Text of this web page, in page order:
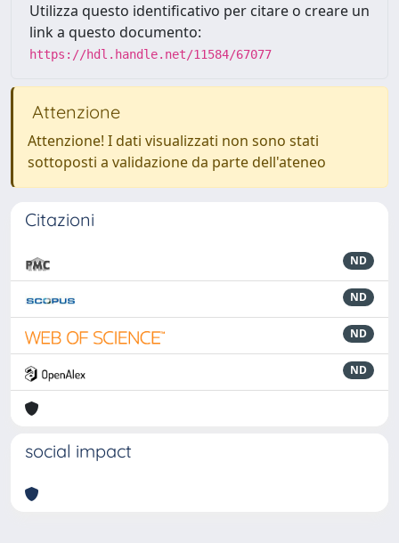
Utilizza questo identificativo per citare o creare un
link a questo documento:
https://hdl.handle.net/11584/67077
Attenzione
Attenzione! I dati visualizzati non sono stati
sottoposti a validazione da parte dell'ateneo
Citazioni
ND
ND
ND
ND
social impact